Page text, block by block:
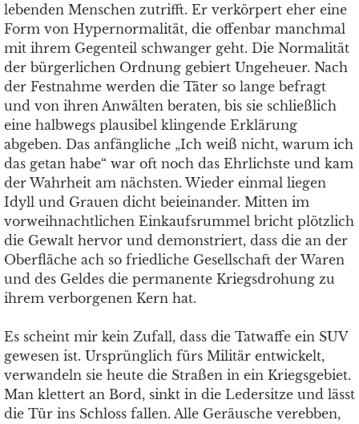
lebenden Menschen zutrifft. Er verkörpert eher eine
Form von Hypernormalität, die offenbar manchmal
mit ihrem Gegenteil schwanger geht. Die Normalität
der bürgerlichen Ordnung gebiert Ungeheuer. Nach
der Festnahme werden die Täter so lange befragt
und von ihren Anwälten beraten, bis sie schließlich
eine halbwegs plausibel klingende Erklärung
abgeben. Das anfängliche „Ich weiß nicht, warum ich
das getan habe“ war oft noch das Ehrlichste und kam
der Wahrheit am nächsten. Wieder einmal liegen
Idyll und Grauen dicht beieinander. Mitten im
vorweihnachtlichen Einkaufsrummel bricht plötzlich
die Gewalt hervor und demonstriert, dass die an der
Oberfläche ach so friedliche Gesellschaft der Waren
und des Geldes die permanente Kriegsdrohung zu
ihrem verborgenen Kern hat.
Es scheint mir kein Zufall, dass die Tatwaffe ein SUV
gewesen ist. Ursprünglich fürs Militär entwickelt,
verwandeln sie heute die Straßen in ein Kriegsgebiet.
Man klettert an Bord, sinkt in die Ledersitze und lässt
die Tür ins Schloss fallen. Alle Geräusche verebben,